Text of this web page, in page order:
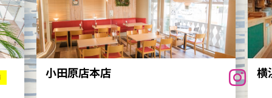
小田原店本店 横